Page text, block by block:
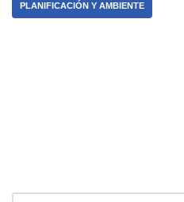
PLANIFICACIÓN Y AMBIENTE